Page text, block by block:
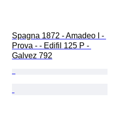
Spagna 1872 - Amadeo I -
Prova - - Edifil 125 P -
Galvez 792